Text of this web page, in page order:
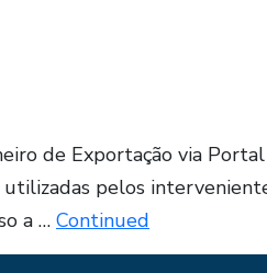
de Exportação via
pelos
a … Continued